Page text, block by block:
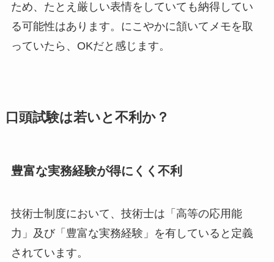
ため、たとえ厳しい表情をしていても納得してい
る可能性はあります。にこやかに頷いてメモを取
っていたら、OKだと感じます。
口頭試験は若いと不利か？
豊富な実務経験が得にくく不利
技術士制度において、技術士は「高等の応用能
力」及び「豊富な実務経験」を有していると定義
されています。